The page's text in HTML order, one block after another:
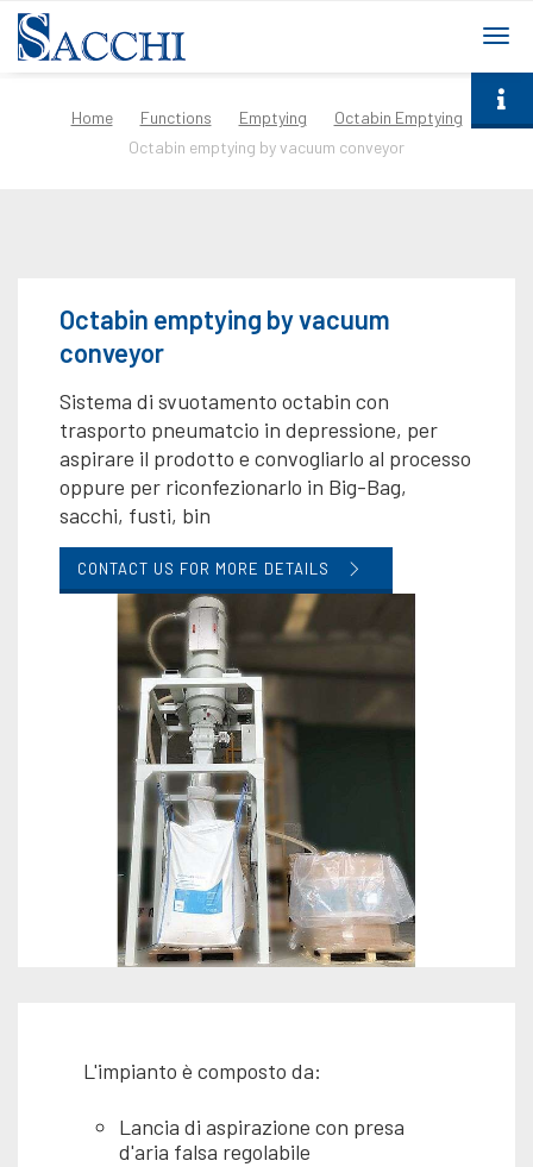
Home Functions Emptying
Octabin Emptying
Octabin emptying by vacuum conveyor
Octabin emptying by vacuum
conveyor
Sistema di svuotamento octabin con
trasporto pneumatcio in depressione, per
aspirare il prodotto e convogliarlo al processo
oppure per riconfezionarlo in Big-Bag,
sacchi, fusti, bin
CONTACT US FOR MORE DETAILS
L'impianto è composto da:
Lancia di aspirazione con presa
d'aria falsa regolabile